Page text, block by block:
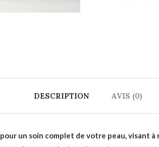
DESCRIPTION AVIS (0)
un soin complet de votre peau, visant